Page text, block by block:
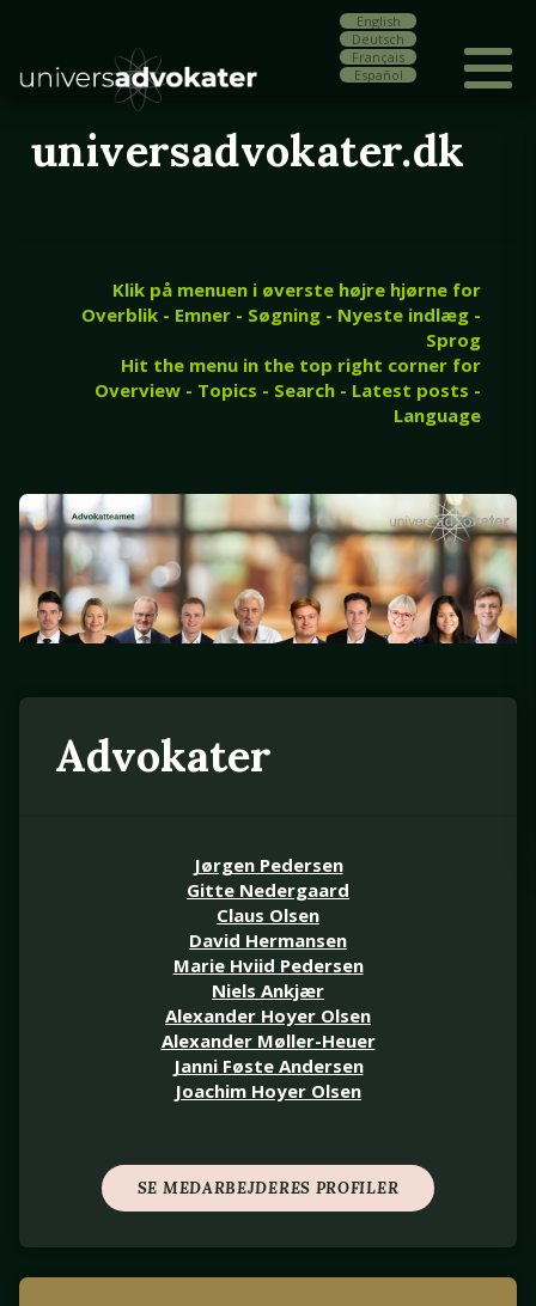
English
Deutsch
Français
Español
universadvokater.dk
Klik på menuen i øverste højre hjørne for
Overblik - Emner - Søgning - Nyeste indlæg -
Sprog
Hit the menu in the top right corner for
Overview - Topics - Search - Latest posts -
Language
Advokater
Jørgen Pedersen
Gitte Nedergaard
Claus Olsen
David Hermansen
Marie Hviid Pedersen
Niels Ankjær
Alexander Hoyer Olsen
Alexander Møller-Heuer
Janni Føste Andersen
Joachim Hoyer Olsen
SE MEDARBEJDERES PROFILER